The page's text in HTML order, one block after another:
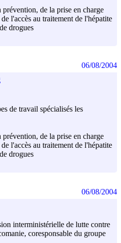
de la prise en charge
l'accès au traitement de l'hépatite
drogues
de travail spécialisés les
de la prise en charge
l'accès au traitement de l'hépatite
drogues
06/08/2004
interministérielle de lutte contre
coresponsable du groupe
06/08/2004